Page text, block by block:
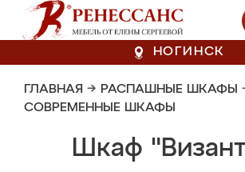
НОГИНСК
ГЛАВНАЯ → РАСПАШНЫЕ ШКАФЫ
СОВРЕМЕННЫЕ ШКАФЫ
Шкаф